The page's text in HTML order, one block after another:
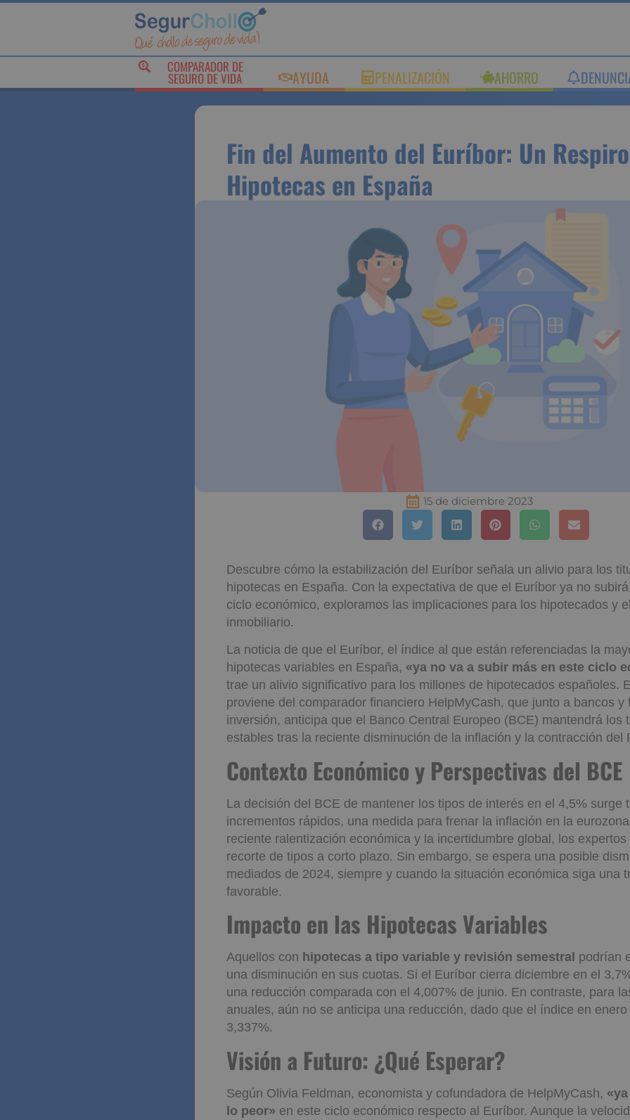
COMPARADOR DE
SEGURO DE VIDA AYUDA PENALIZACIÓN AHORRO
Fin del Aumento del Euríbor: Un
para las Hipotecas en España
15 de diciembre 2023
Descubre cómo la estabilización del Euríbor señala un alivio para los
hipotecas en España. Con la expectativa de que el Euríbor ya no
ciclo económico, exploramos las implicaciones para los hipotecados y
inmobiliario.
La noticia de que el Euríbor, el índice al que están referenciadas la
hipotecas variables en España, «ya no va a subir más en este ciclo
trae un alivio significativo para los millones de hipotecados españoles.
proviene del comparador financiero HelpMyCash, que junto a bancos y
inversión, anticipa que el Banco Central Europeo (BCE) mantendrá los
estables tras la reciente disminución de la inflación y la contracción del
Contexto Económico y Perspectivas
La decisión del BCE de mantener los tipos de interés en el 4,5% surge
incrementos rápidos, una medida para frenar la inflación en la
reciente ralentización económica y la incertidumbre global, los
recorte de tipos a corto plazo. Sin embargo, se espera una posible
mediados de 2024, siempre y cuando la situación económica siga una
favorable.
Impacto en las Hipotecas Variables
Aquellos con hipotecas a tipo variable y revisión semestral podrían
una disminución en sus cuotas. Si el Euríbor cierra diciembre en el
una reducción comparada con el 4,007% de junio. En contraste, para
anuales, aún no se anticipa una reducción, dado que el índice en
3,337%.
Visión a Futuro: ¿Qué Esperar?
Según Olivia Feldman, economista y cofundadora de HelpMyCash,
lo peor» en este ciclo económico respecto al Euríbor. Aunque la